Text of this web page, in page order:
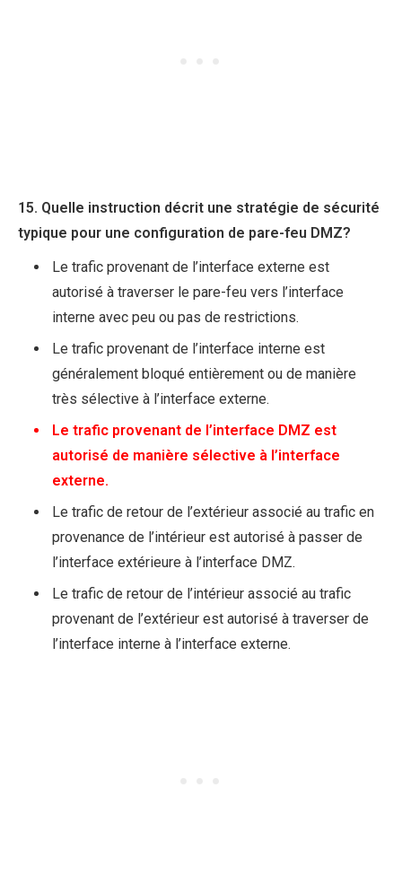
15. Quelle instruction décrit une stratégie de sécurité
typique pour une configuration de pare-feu DMZ?
Le trafic provenant de l’interface externe est
autorisé à traverser le pare-feu vers l’interface
interne avec peu ou pas de restrictions.
Le trafic provenant de l’interface interne est
généralement bloqué entièrement ou de manière
très sélective à l’interface externe.
Le trafic provenant de l’interface DMZ est
autorisé de manière sélective à l’interface
externe.
Le trafic de retour de l’extérieur associé au trafic en
provenance de l’intérieur est autorisé à passer de
l’interface extérieure à l’interface DMZ.
Le trafic de retour de l’intérieur associé au trafic
provenant de l’extérieur est autorisé à traverser de
l’interface interne à l’interface externe.